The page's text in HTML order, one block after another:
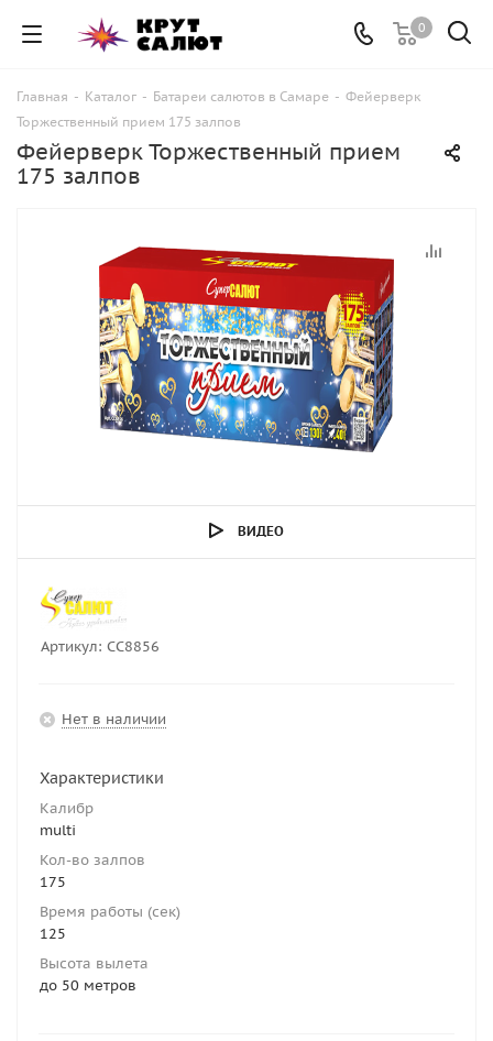
0
Главная - Каталог - Батареи салютов в Самаре - Фейерверк
Торжественный прием 175 залпов
Фейерверк Торжественный прием
175 залпов
ВИДЕО
Артикул: СС8856
Нет в наличии
Характеристики
Калибр
multi
Кол-во залпов
175
Время работы (сек)
125
Высота вылета
до 50 метров